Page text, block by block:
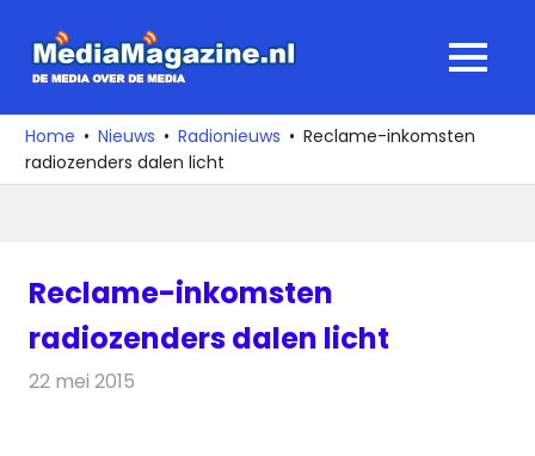
naar
media
over
de
MENU
Home Nieuws Radionieuws
Reclame-inkomsten
radiozenders dalen licht
Reclame-inkomsten
radiozenders dalen licht
22 mei 2015